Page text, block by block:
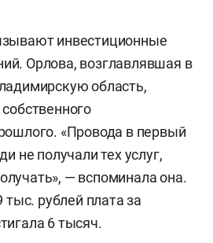
инвестиционные
Орлова, возглавлявшая в
область,
«Провода в первый
не получали тех услуг,
— вспоминала она.
рублей плата за
6 тысяч.